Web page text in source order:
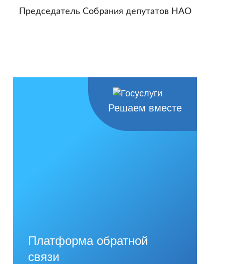
Председатель Собрания депутатов НАО
Решаем вместе
Платформа обратной
связи